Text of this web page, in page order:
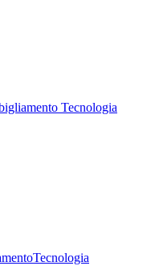
Tecnologia
Tecnologia